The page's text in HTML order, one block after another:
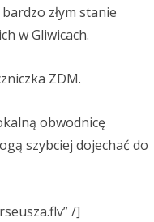
złym stanie
w Gliwicach.
ZDM.
obwodnicę
szybciej dojechać do
/]